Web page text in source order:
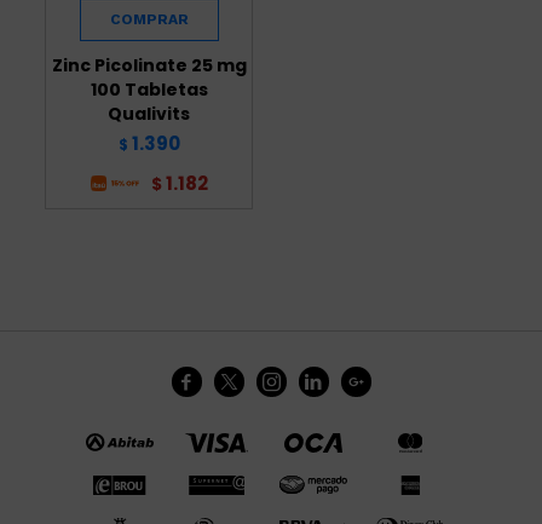
Zinc Picolinate 25 mg
100 Tabletas
Qualivits
$ 1.390
$ 1.182
    